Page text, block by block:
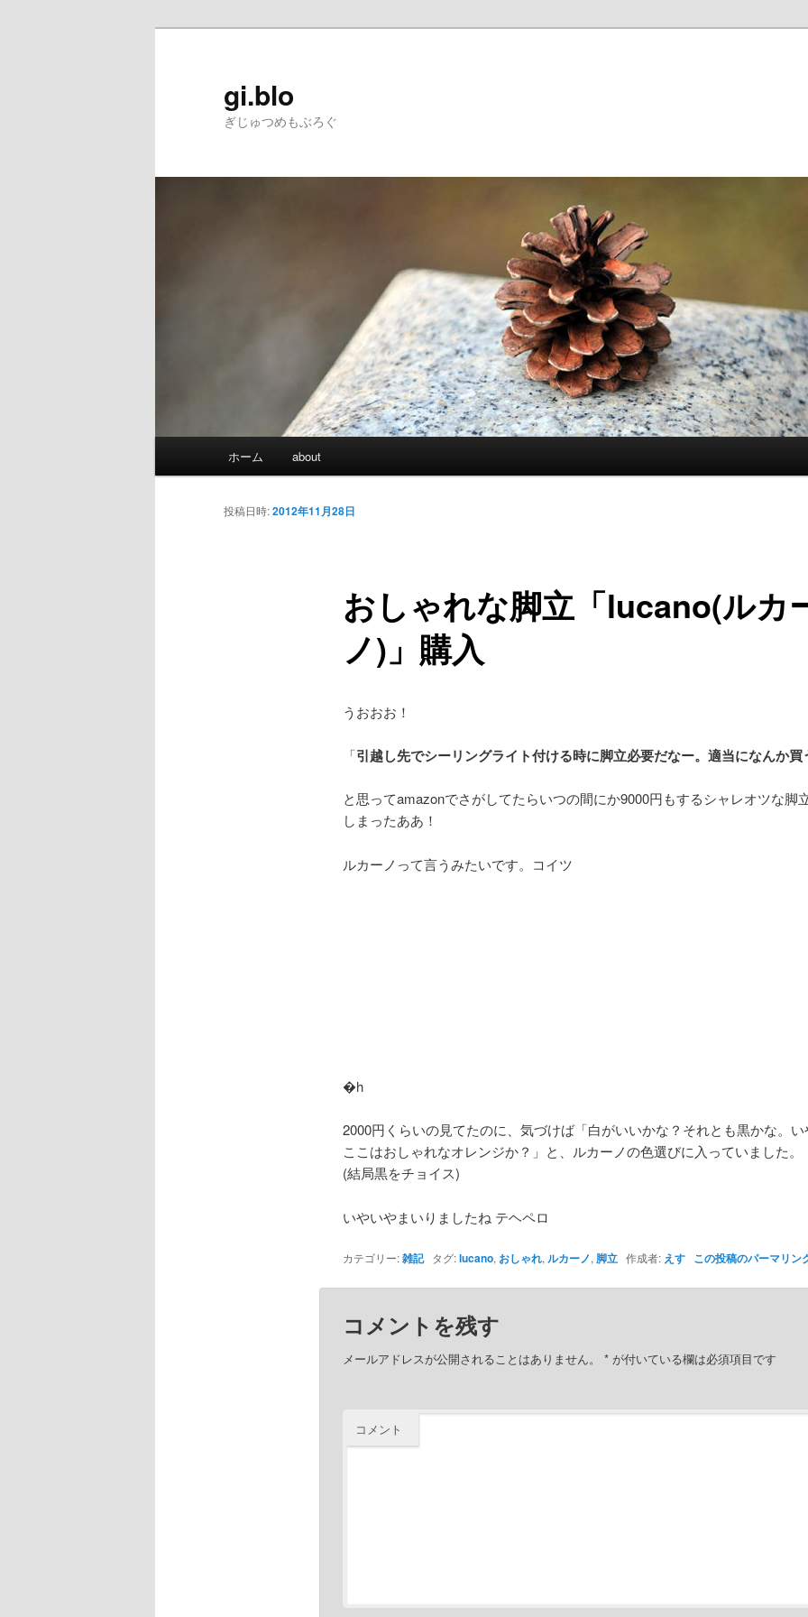
gi.blo
ぎじゅつめもぶろぐ
メインコンテンツへ移動
サブコンテンツへ移動
ホーム about
おしゃれな脚立「lucano(ルカ
ノ)」購入
投稿日時:2012年11月28日
うおおお！
「引越し先でシーリングライト付ける時に脚立必要だなー。適当になんか買
と思ってamazonでさがしてたらいつの間にか9000円もするシャレオツな脚
しまったああ！
ルカーノって言うみたいです。コイツ
�h
2000円くらいの見てたのに、気づけば「白がいいかな？それとも黒かな。
ここはおしゃれなオレンジか？」と、ルカーノの色選びに入っていました。
(結局黒をチョイス)
いやいやまいりましたね テヘペロ
カテゴリー:雑記タグ:lucano, おしゃれ, ルカーノ, 脚立作成者: えす この投稿のパーマリン
コメントを残す
メールアドレスが公開されることはありません。 *が付いている欄は必須項目です
コメント